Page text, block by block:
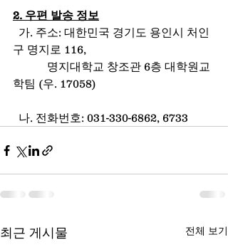
2. 우편 발송 정보
구 명지로 116,
학팀 (우. 17058)
  나. 전화번호: 031-330-6862, 6733
최근 게시물 전체 보기